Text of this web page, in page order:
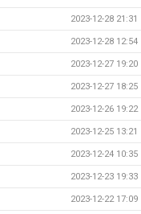
2023-12-28 21:31
2023-12-28 12:54
2023-12-27 19:20
2023-12-27 18:25
2023-12-26 19:22
2023-12-25 13:21
2023-12-24 10:35
2023-12-23 19:33
2023-12-22 17:09